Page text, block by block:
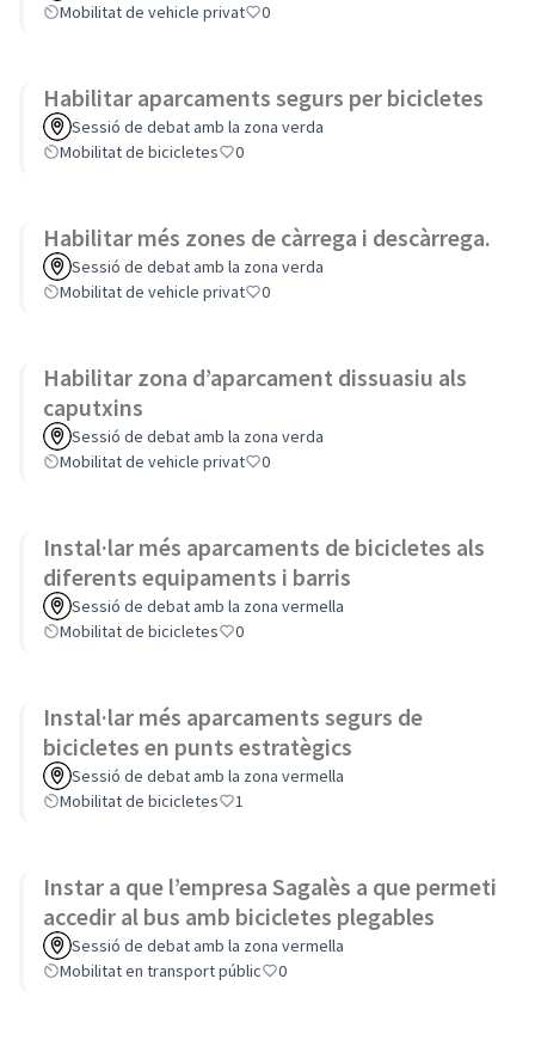
Mobilitat de vehicle privat 0
Habilitar aparcaments segurs per bicicletes
Sessió de debat amb la zona verda
Mobilitat de bicicletes
0
Habilitar més zones de càrrega i descàrrega.
Sessió de debat amb la zona verda
Mobilitat de vehicle privat
0
Habilitar zona d’aparcament dissuasiu als
caputxins
Sessió de debat amb la zona verda
Mobilitat de vehicle privat
0
Instal·lar més aparcaments de bicicletes als
diferents equipaments i barris
Sessió de debat amb la zona vermella
Mobilitat de bicicletes
0
Instal·lar més aparcaments segurs de
bicicletes en punts estratègics
Sessió de debat amb la zona vermella
Mobilitat de bicicletes
1
Instar a que l’empresa Sagalès a que permeti
accedir al bus amb bicicletes plegables
Sessió de debat amb la zona vermella
Mobilitat en transport públic
0